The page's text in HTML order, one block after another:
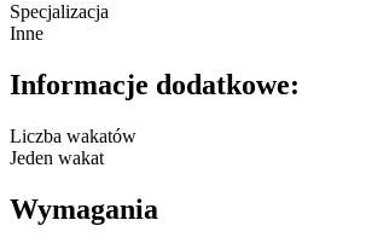
Specjalizacja
Inne
Informacje dodatkowe:
Liczba wakatów
Jeden wakat
Wymagania